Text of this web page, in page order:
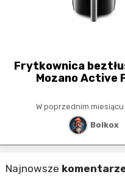
Frytkownica
Mozano Active
W poprzednim miesiącu
Bolkox
Najnowsze